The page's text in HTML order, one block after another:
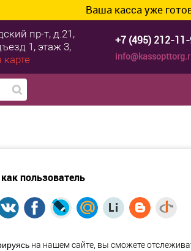
Ваша касса уже
пр-т, д.21,
1, этаж 3,
карте
+7 (495) 212-
пользователь
на нашем сайте, вы сможете